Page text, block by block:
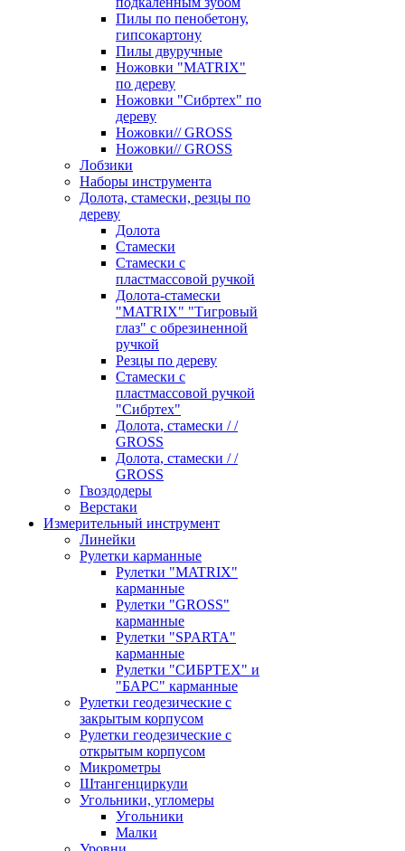
Пилы по пенобетону,
гипсокартону
Пилы двуручные
Ножовки "MATRIX"
по дереву
Ножовки "Сибртех" по
дереву
Ножовки// GROSS
Ножовки// GROSS
Лобзики
Наборы инструмента
Долота, стамески, резцы по
дереву
Долота
Стамески
Стамески с
пластмассовой ручкой
Долота-стамески
"MATRIX" "Тигровый
глаз" с обрезиненной
ручкой
Резцы по дереву
Стамески с
пластмассовой ручкой
"Сибртех"
Долота, стамески / /
GROSS
Долота, стамески / /
GROSS
Гвоздодеры
Верстаки
Измерительный инструмент
Линейки
Рулетки карманные
Рулетки "MATRIX"
карманные
Рулетки "GROSS"
карманные
Рулетки "SPARTA"
карманные
Рулетки "СИБРТЕХ" и
"БАРС" карманные
Рулетки геодезические с
закрытым корпусом
Рулетки геодезические с
открытым корпусом
Микрометры
Штангенциркули
Угольники, угломеры
Угольники
Малки